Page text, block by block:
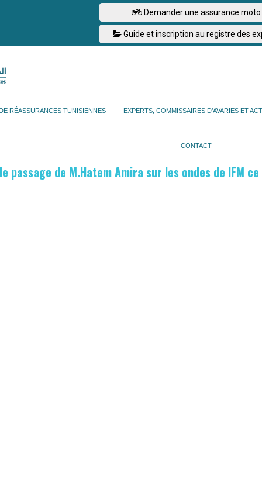
Demander une assurance moto
Guide et inscription au registre des
RÉASSURANCES TUNISIENNES EXPERTS, COMMISSAIRES D’AVARIES ET
CONTACT
passage de M.Hatem Amira sur les ondes de IFM